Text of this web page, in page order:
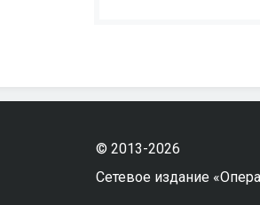
© 2013-2026
Сетевое издание